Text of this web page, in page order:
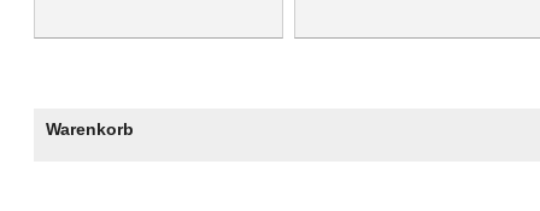
Warenkorb